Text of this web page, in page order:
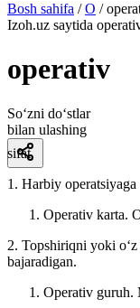
Bosh sahifa / O /
Izoh.uz saytida
operativ
So‘zni do‘stlar
bilan ulashing
sifat
1. Harbiy
Operativ karta.
2. Topshiriqni yoki
bajaradigan.
Operativ guruh.